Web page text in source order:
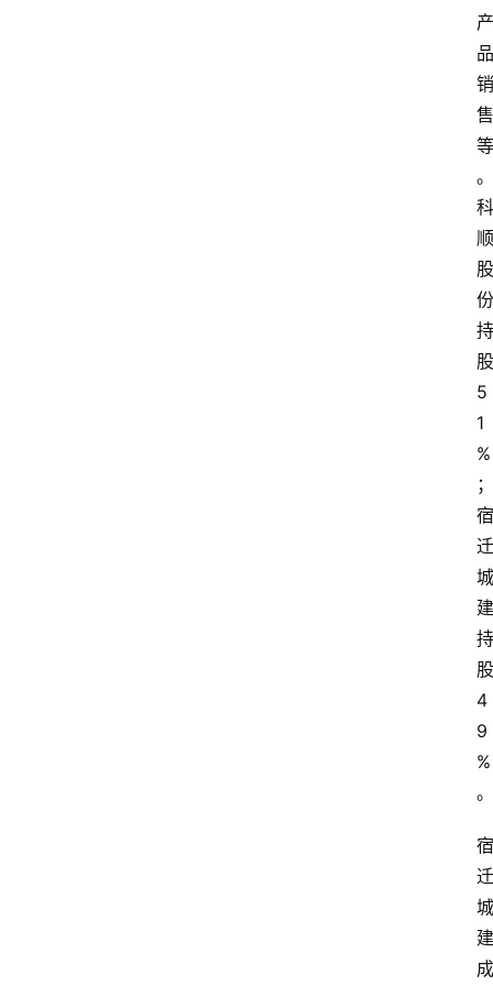
产
品
销
售
等
。
科
顺
股
份
持
股
5
1
%
；
宿
迁
城
建
持
股
4
9
%
。
宿
迁
城
建
成